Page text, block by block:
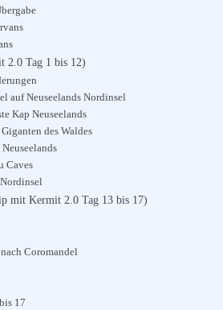
2.0 Tag 1 bis 12)
auf Neuseelands Nordinsel
Kap Neuseelands
des Waldes
Caves
mit Kermit 2.0 Tag 13 bis 17)
Coromandel
17